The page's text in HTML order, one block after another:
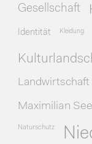
Gesellschaft
Identität Kleidung
Landwirtschaft
Maximilian
Naturschutz